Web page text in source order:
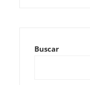
Buscar